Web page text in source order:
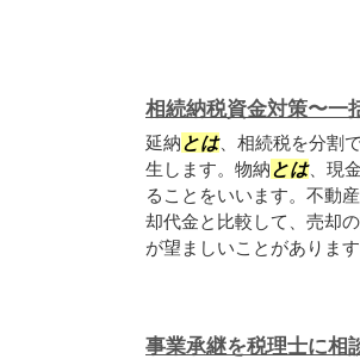
相続納税資金対策〜一
延納 とは、相続税を分割
生します。物納 とは、現
ることをいいます。不動
却代金と比較して、売却
が望ましいことがありま
事業承継を税理士に相